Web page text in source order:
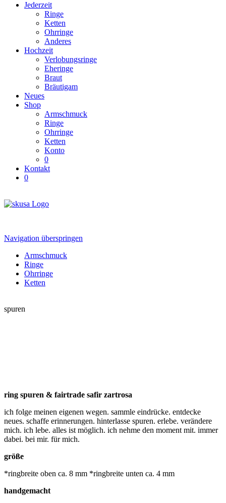
Jederzeit
Ringe
Ketten
Ohrringe
Anderes
Hochzeit
Verlobungsringe
Eheringe
Braut
Bräutigam
Neues
Shop
Armschmuck
Ringe
Ohrringe
Ketten
Konto
0
Kontakt
0
Navigation überspringen
Armschmuck
Ringe
Ohrringe
Ketten
spuren
ring spuren & fairtrade safir zartrosa
ich folge meinen eigenen wegen. sammle eindrücke. entdecke
neues. schaffe erinnerungen. hinterlasse spuren. erlebe. verändere
mich. ich lebe. alles ist möglich. ich nehme den moment mit. immer
dabei. bei mir. für mich.
größe
*ringbreite oben ca. 8 mm *ringbreite unten ca. 4 mm
handgemacht